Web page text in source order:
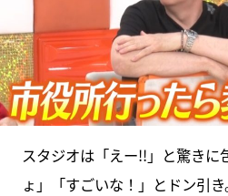
スタジオは「えー!!」と驚きに
ょ」「すごいな！」とドン引